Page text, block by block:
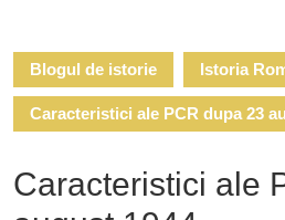
Blogul de istorie Istoria
Caracteristici ale PCR dupa 23
Caracteristici ale